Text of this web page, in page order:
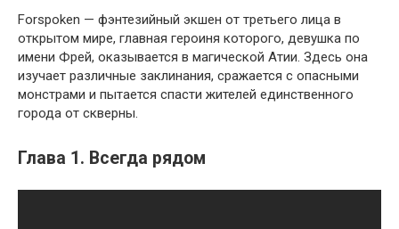
Forspoken — фэнтезийный экшен от третьего лица в
открытом мире, главная героиня которого, девушка по
имени Фрей, оказывается в магической Атии. Здесь она
изучает различные заклинания, сражается с опасными
монстрами и пытается спасти жителей единственного
города от скверны.
Глава 1. Всегда рядом